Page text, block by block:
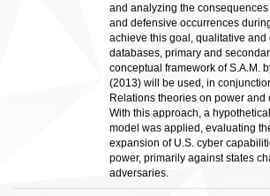
and analyzing the
and defensive occurrences
achieve this goal, qualitative and
databases, primary and
conceptual framework of S.A.M.
(2013) will be used, in
Relations theories on power and
With this approach, a
model was applied, evaluating
expansion of U.S. cyber
power, primarily against states
adversaries.